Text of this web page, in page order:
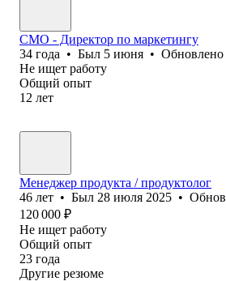
CMO - Директор по маркетингу
34 года • Был 5 июня • Обновлено
Не ищет работу
Общий опыт
12 лет
Менеджер продукта / продуктолог
46 лет • Был 28 июля 2025 •
120 000 ₽
Не ищет работу
Общий опыт
23 года
Другие резюме